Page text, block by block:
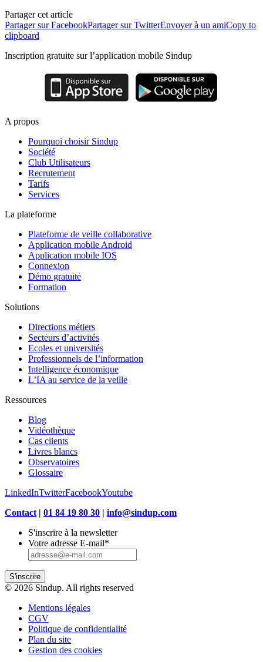
Partager cet article
Partager sur FacebookPartager sur TwitterEnvoyer à un amiCopy to
clipboard
Inscription gratuite sur l’application mobile Sindup
A propos
Pourquoi choisir Sindup
Société
Club Utilisateurs
Recrutement
Tarifs
Services
La plateforme
Plateforme de veille collaborative
Application mobile Android
Application mobile IOS
Connexion
Démo gratuite
Formation
Solutions
Directions métiers
Secteurs d’activités
Ecoles et universités
Professionnels de l’information
Intelligence économique
L’IA au service de la veille
Ressources
Blog
Vidéothèque
Cas clients
Livres blancs
Observatoires
Glossaire
LinkedInTwitterFacebookYoutube
Contact | 01 84 19 80 30 | info@sindup.com
S'inscrire à la newsletter
Votre adresse E-mail*
S'inscrire
© 2026 Sindup. All rights reserved
Mentions légales
CGV
Politique de confidentialité
Plan du site
Gestion des cookies